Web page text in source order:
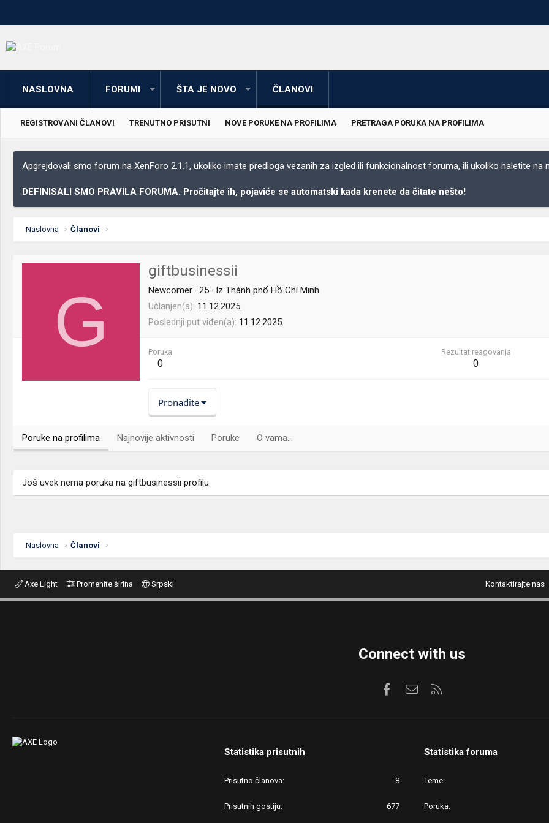
NASLOVNA FORUMI ŠTA JE NOVO ČLANOVI
REGISTROVANI ČLANOVI TRENUTNO PRISUTNI NOVE PORUKE NA PROFILIMA PRETRAGA PORUKA NA PROFILIMA
Apgrejdovali smo forum na XenForo 2.1.1, ukoliko imate predloga vezanih za izgled ili funkcionalnost foruma, ili ukoliko naletite na
DEFINISALI SMO PRAVILA FORUMA. Pročitajte ih, pojaviće se automatski kada krenete da čitate nešto!
Naslovna Članovi
G
giftbusinessii
Newcomer · 25 · Iz Thành phố Hồ Chí Minh
Učlanjen(a) 11.12.2025.
Poslednji put viđen(a) 11.12.2025.
Poruka
0
Rezultat reagovanja
0
Pronađite
Poruke na profilima Najnovije aktivnosti Poruke O vama...
Još uvek nema poruka na giftbusinessii profilu.
Naslovna Članovi
Axe Light Promenite širina Srpski Kontaktirajte nas
Connect with us
FacebookKontaktirajte nas
Statistika prisutnih
Prisutno članova 8
Prisutnih gostiju 677
Statistika foruma
Teme
Poruka